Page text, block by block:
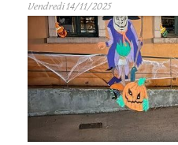
Vendredi 14/11/2025